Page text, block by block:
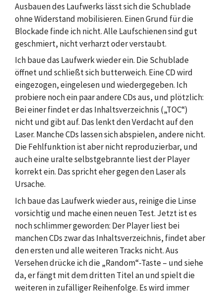
Ausbauen des Laufwerks lässt sich die Schublade
ohne Widerstand mobilisieren. Einen Grund für die
Blockade finde ich nicht. Alle Laufschienen sind gut
geschmiert, nicht verharzt oder verstaubt.
Ich baue das Laufwerk wieder ein. Die Schublade
öffnet und schließt sich butterweich. Eine CD wird
eingezogen, eingelesen und wiedergegeben. Ich
probiere noch ein paar andere CDs aus, und plötzlich:
Bei einer findet er das Inhaltsverzeichnis („TOC“)
nicht und gibt auf. Das lenkt den Verdacht auf den
Laser. Manche CDs lassen sich abspielen, andere nicht.
Die Fehlfunktion ist aber nicht reproduzierbar, und
auch eine uralte selbstgebrannte liest der Player
korrekt ein. Das spricht eher gegen den Laser als
Ursache.
Ich baue das Laufwerk wieder aus, reinige die Linse
vorsichtig und mache einen neuen Test. Jetzt ist es
noch schlimmer geworden: Der Player liest bei
manchen CDs zwar das Inhaltsverzeichnis, findet aber
den ersten und alle weiteren Tracks nicht. Aus
Versehen drücke ich die „Random“-Taste – und siehe
da, er fängt mit dem dritten Titel an und spielt die
weiteren in zufälliger Reihenfolge. Es wird immer